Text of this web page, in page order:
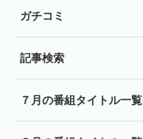
ガチコミ
記事検索
７月の番組タイトル一覧